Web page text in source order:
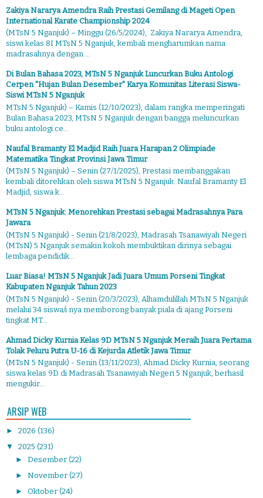
Zakiya Nararya Amendra Raih Prestasi Gemilang di Mageti Open
International Karate Championship 2024
(MTsN 5 Nganjuk) – Minggu (26/5/2024), Zakiya Nararya Amendra,
siswi kelas 8I MTsN 5 Nganjuk, kembali mengharumkan nama
madrasahnya dengan ...
Di Bulan Bahasa 2023, MTsN 5 Nganjuk Luncurkan Buku Antologi
Cerpen "Hujan Bulan Desember" Karya Komunitas Literasi Siswa-
Siswi MTsN 5 Nganjuk
MTsN 5 Nganjuk) – Kamis (12/10/2023), dalam rangka memperingati
Bulan Bahasa 2023, MTsN 5 Nganjuk dengan bangga meluncurkan
buku antologi ce...
Naufal Bramanty El Madjid Raih Juara Harapan 2 Olimpiade
Matematika Tingkat Provinsi Jawa Timur
(MTsN 5 Nganjuk) – Senin (27/1/2025), Prestasi membanggakan
kembali ditorehkan oleh siswa MTsN 5 Nganjuk. Naufal Bramanty El
Madjid, siswa k...
MTsN 5 Nganjuk: Menorehkan Prestasi sebagai Madrasahnya Para
Jawara
(MTsN 5 Nganjuk) - Senin (21/8/2023), Madrasah Tsanawiyah Negeri
(MTsN) 5 Nganjuk semakin kokoh membuktikan dirinya sebagai
lembaga pendidik...
Luar Biasa! MTsN 5 Nganjuk Jadi Juara Umum Porseni Tingkat
Kabupaten Nganjuk Tahun 2023
(MTsN 5 Nganjuk) - Senin (20/3/2023), Alhamdulillah MTsN 5 Nganjuk
melalui 34 siswa/i nya memborong banyak piala di ajang Porseni
tingkat MT...
Ahmad Dicky Kurnia Kelas 9D MTsN 5 Nganjuk Meraih Juara Pertama
Tolak Peluru Putra U-16 di Kejurda Atletik Jawa Timur
(MTsN 5 Nganjuk) - Senin (13/11/2023), Ahmad Dicky Kurnia, seorang
siswa kelas 9D di Madrasah Tsanawiyah Negeri 5 Nganjuk, berhasil
mengukir...
ARSIP WEB
► 2026 (136)
▼ 2025 (231)
► Desember (22)
► November (27)
► Oktober (24)